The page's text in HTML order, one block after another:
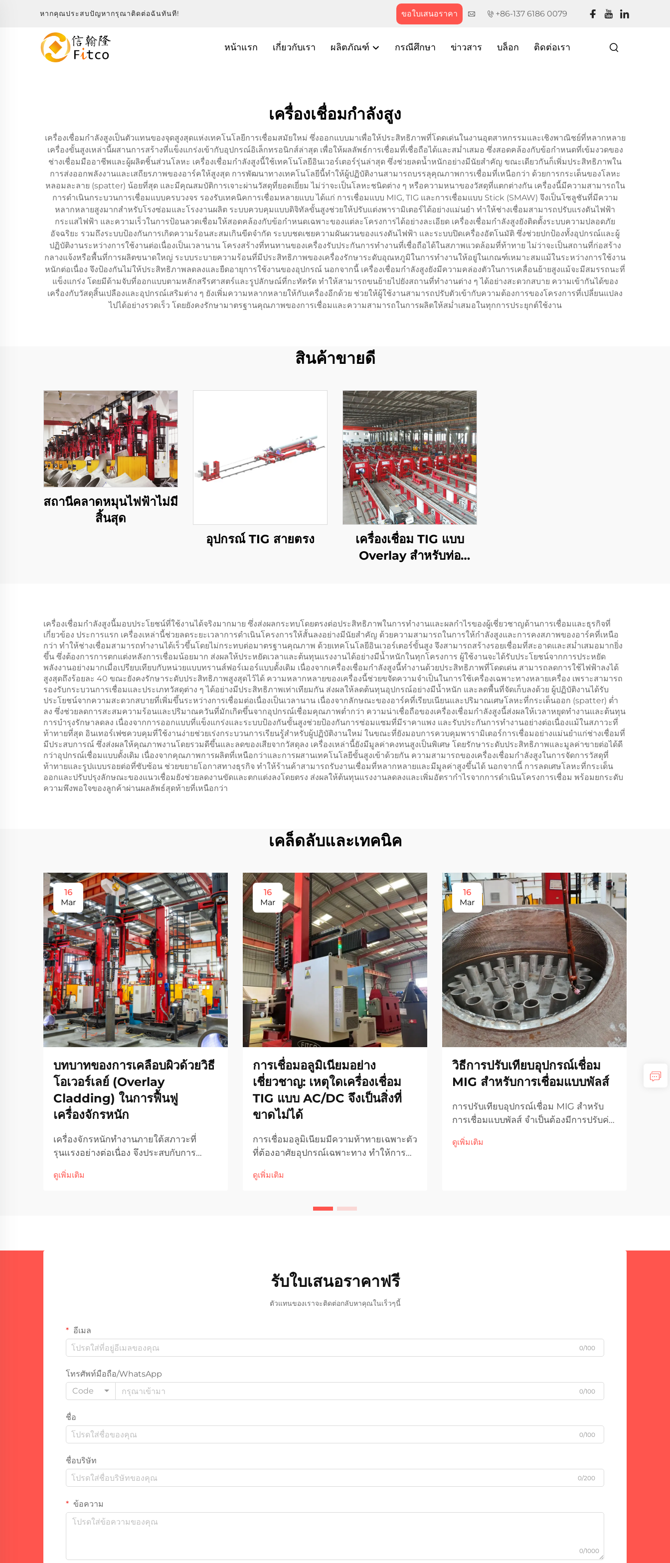
หากคุณประสบปัญหากรุณาติดต่อฉันทันที! ขอใบเสนอราคา +86-137 6186 0079
หน้าแรก เกี่ยวกับเรา ผลิตภัณฑ์ กรณีศึกษา ข่าวสาร บล็อก ติดต่อเรา
เครื่องเชื่อมกำลังสูง
เครื่องเชื่อมกำลังสูงเป็นตัวแทนของจุดสูงสุดแห่งเทคโนโลยีการเชื่อมสมัยใหม่ ซึ่งออกแบบมาเพื่อให้ประสิทธิภาพที่โดดเด่นในงานอุตสาหกรรมและเชิงพาณิชย์ที่หลากหลาย
เครื่องขั้นสูงเหล่านี้ผสานการสร้างที่แข็งแกร่งเข้ากับอุปกรณ์อิเล็กทรอนิกส์ล่าสุด เพื่อให้ผลลัพธ์การเชื่อมที่เชื่อถือได้และสม่ำเสมอ ซึ่งสอดคล้องกับข้อกำหนดที่เข้มงวดของ
ช่างเชื่อมมืออาชีพและผู้ผลิตชิ้นส่วนโลหะ เครื่องเชื่อมกำลังสูงนี้ใช้เทคโนโลยีอินเวอร์เตอร์รุ่นล่าสุด ซึ่งช่วยลดน้ำหนักอย่างมีนัยสำคัญ ขณะเดียวกันก็เพิ่มประสิทธิภาพใน
การส่งออกพลังงานและเสถียรภาพของอาร์คให้สูงสุด การพัฒนาทางเทคโนโลยีนี้ทำให้ผู้ปฏิบัติงานสามารถบรรลุคุณภาพการเชื่อมที่เหนือกว่า ด้วยการกระเด็นของโลหะ
หลอมละลาย (spatter) น้อยที่สุด และมีคุณสมบัติการเจาะผ่านวัสดุที่ยอดเยี่ยม ไม่ว่าจะเป็นโลหะชนิดต่าง ๆ หรือความหนาของวัสดุที่แตกต่างกัน เครื่องนี้มีความสามารถใน
การดำเนินกระบวนการเชื่อมแบบครบวงจร รองรับเทคนิคการเชื่อมหลายแบบ ได้แก่ การเชื่อมแบบ MIG, TIG และการเชื่อมแบบ Stick (SMAW) จึงเป็นโซลูชันที่มีความ
หลากหลายสูงมากสำหรับโรงซ่อมและโรงงานผลิต ระบบควบคุมแบบดิจิทัลขั้นสูงช่วยให้ปรับแต่งพารามิเตอร์ได้อย่างแม่นยำ ทำให้ช่างเชื่อมสามารถปรับแรงดันไฟฟ้า
กระแสไฟฟ้า และความเร็วในการป้อนลวดเชื่อมให้สอดคล้องกับข้อกำหนดเฉพาะของแต่ละโครงการได้อย่างละเอียด เครื่องเชื่อมกำลังสูงยังติดตั้งระบบความปลอดภัย
อัจฉริยะ รวมถึงระบบป้องกันการเกิดความร้อนสะสมเกินขีดจำกัด ระบบชดเชยความผันผวนของแรงดันไฟฟ้า และระบบปิดเครื่องอัตโนมัติ ซึ่งช่วยปกป้องทั้งอุปกรณ์และผู้
ปฏิบัติงานระหว่างการใช้งานต่อเนื่องเป็นเวลานาน โครงสร้างที่ทนทานของเครื่องรับประกันการทำงานที่เชื่อถือได้ในสภาพแวดล้อมที่ท้าทาย ไม่ว่าจะเป็นสถานที่ก่อสร้าง
กลางแจ้งหรือพื้นที่การผลิตขนาดใหญ่ ระบบระบายความร้อนที่มีประสิทธิภาพของเครื่องรักษาระดับอุณหภูมิในการทำงานให้อยู่ในเกณฑ์เหมาะสมแม้ในระหว่างการใช้งาน
หนักต่อเนื่อง จึงป้องกันไม่ให้ประสิทธิภาพลดลงและยืดอายุการใช้งานของอุปกรณ์ นอกจากนี้ เครื่องเชื่อมกำลังสูงยังมีความคล่องตัวในการเคลื่อนย้ายสูงแม้จะมีสมรรถนะที่
แข็งแกร่ง โดยมีด้ามจับที่ออกแบบตามหลักสรีรศาสตร์และรูปลักษณ์ที่กะทัดรัด ทำให้สามารถขนย้ายไปยังสถานที่ทำงานต่าง ๆ ได้อย่างสะดวกสบาย ความเข้ากันได้ของ
เครื่องกับวัสดุสิ้นเปลืองและอุปกรณ์เสริมต่าง ๆ ยังเพิ่มความหลากหลายให้กับเครื่องอีกด้วย ช่วยให้ผู้ใช้งานสามารถปรับตัวเข้ากับความต้องการของโครงการที่เปลี่ยนแปลง
ไปได้อย่างรวดเร็ว โดยยังคงรักษามาตรฐานคุณภาพของการเชื่อมและความสามารถในการผลิตให้สม่ำเสมอในทุกการประยุกต์ใช้งาน
สินค้าขายดี
สถานีคลาดหมุนไฟฟ้าไม่มี
สิ้นสุด
อุปกรณ์ TIG สายตรง
เครื่องเชื่อม TIG แบบ
Overlay สำหรับท่อ
เครื่องเชื่อมกำลังสูงนี้มอบประโยชน์ที่ใช้งานได้จริงมากมาย ซึ่งส่งผลกระทบโดยตรงต่อประสิทธิภาพในการทำงานและผลกำไรของผู้เชี่ยวชาญด้านการเชื่อมและธุรกิจที่
เกี่ยวข้อง ประการแรก เครื่องเหล่านี้ช่วยลดระยะเวลาการดำเนินโครงการให้สั้นลงอย่างมีนัยสำคัญ ด้วยความสามารถในการให้กำลังสูงและการคงสภาพของอาร์คที่เหนือ
กว่า ทำให้ช่างเชื่อมสามารถทำงานได้เร็วขึ้นโดยไม่กระทบต่อมาตรฐานคุณภาพ ด้วยเทคโนโลยีอินเวอร์เตอร์ขั้นสูง จึงสามารถสร้างรอยเชื่อมที่สะอาดและสม่ำเสมอมากยิ่ง
ขึ้น ซึ่งต้องการการตกแต่งหลังการเชื่อมน้อยมาก ส่งผลให้ประหยัดเวลาและต้นทุนแรงงานได้อย่างมีน้ำหนักในทุกโครงการ ผู้ใช้งานจะได้รับประโยชน์จากการประหยัด
พลังงานอย่างมากเมื่อเปรียบเทียบกับหน่วยแบบทรานส์ฟอร์เมอร์แบบดั้งเดิม เนื่องจากเครื่องเชื่อมกำลังสูงนี้ทำงานด้วยประสิทธิภาพที่โดดเด่น สามารถลดการใช้ไฟฟ้าลงได้
สูงสุดถึงร้อยละ 40 ขณะยังคงรักษาระดับประสิทธิภาพสูงสุดไว้ได้ ความหลากหลายของเครื่องนี้ช่วยขจัดความจำเป็นในการใช้เครื่องเฉพาะทางหลายเครื่อง เพราะสามารถ
รองรับกระบวนการเชื่อมและประเภทวัสดุต่าง ๆ ได้อย่างมีประสิทธิภาพเท่าเทียมกัน ส่งผลให้ลดต้นทุนอุปกรณ์อย่างมีน้ำหนัก และลดพื้นที่จัดเก็บลงด้วย ผู้ปฏิบัติงานได้รับ
ประโยชน์จากความสะดวกสบายที่เพิ่มขึ้นระหว่างการเชื่อมต่อเนื่องเป็นเวลานาน เนื่องจากลักษณะของอาร์คที่เรียบเนียนและปริมาณเศษโลหะที่กระเด็นออก (spatter) ต่ำ
ลง ซึ่งช่วยลดการสะสมความร้อนและปริมาณควันที่มักเกิดขึ้นจากอุปกรณ์เชื่อมคุณภาพต่ำกว่า ความน่าเชื่อถือของเครื่องเชื่อมกำลังสูงนี้ส่งผลให้เวลาหยุดทำงานและต้นทุน
การบำรุงรักษาลดลง เนื่องจากการออกแบบที่แข็งแกร่งและระบบป้องกันขั้นสูงช่วยป้องกันการซ่อมแซมที่มีราคาแพง และรับประกันการทำงานอย่างต่อเนื่องแม้ในสภาวะที่
ท้าทายที่สุด อินเทอร์เฟซควบคุมที่ใช้งานง่ายช่วยเร่งกระบวนการเรียนรู้สำหรับผู้ปฏิบัติงานใหม่ ในขณะที่ยังมอบการควบคุมพารามิเตอร์การเชื่อมอย่างแม่นยำแก่ช่างเชื่อมที่
มีประสบการณ์ ซึ่งส่งผลให้คุณภาพงานโดยรวมดีขึ้นและลดของเสียจากวัสดุลง เครื่องเหล่านี้ยังมีมูลค่าคงทนสูงเป็นพิเศษ โดยรักษาระดับประสิทธิภาพและมูลค่าขายต่อได้ดี
กว่าอุปกรณ์เชื่อมแบบดั้งเดิม เนื่องจากคุณภาพการผลิตที่เหนือกว่าและการผสานเทคโนโลยีขั้นสูงเข้าด้วยกัน ความสามารถของเครื่องเชื่อมกำลังสูงในการจัดการวัสดุที่
ท้าทายและรูปแบบรอยต่อที่ซับซ้อน ช่วยขยายโอกาสทางธุรกิจ ทำให้ร้านค้าสามารถรับงานเชื่อมที่หลากหลายและมีมูลค่าสูงขึ้นได้ นอกจากนี้ การลดเศษโลหะที่กระเด็น
ออกและปรับปรุงลักษณะของแนวเชื่อมยังช่วยลดงานขัดและตกแต่งลงโดยตรง ส่งผลให้ต้นทุนแรงงานลดลงและเพิ่มอัตรากำไรจากการดำเนินโครงการเชื่อม พร้อมยกระดับ
ความพึงพอใจของลูกค้าผ่านผลลัพธ์สุดท้ายที่เหนือกว่า
เคล็ดลับและเทคนิค
16
Mar
บทบาทของการเคลือบผิวด้วยวิธี
โอเวอร์เลย์ (Overlay
Cladding) ในการฟื้นฟู
เครื่องจักรหนัก
เครื่องจักรหนักทำงานภายใต้สภาวะที่
รุนแรงอย่างต่อเนื่อง จึงประสบกับการ
ความเครียดเชิงกล ซึ่งส่งผลให้ส่วนประกอบ
ดูเพิ่มเติม
16
Mar
การเชื่อมอลูมิเนียมอย่าง
เชี่ยวชาญ: เหตุใดเครื่องเชื่อม
TIG แบบ AC/DC จึงเป็นสิ่งที่
ขาดไม่ได้
การเชื่อมอลูมิเนียมมีความท้าทายเฉพาะตัว
ที่ต้องอาศัยอุปกรณ์เฉพาะทาง ทำให้การ
ต่อการบรรลุผลลัพธ์ระดับมืออาชีพ
เช่น ความสามารถในการนำความร้อนสูง
ดูเพิ่มเติม
16
Mar
วิธีการปรับเทียบอุปกรณ์เชื่อม
MIG สำหรับการเชื่อมแบบพัลส์
การปรับเทียบอุปกรณ์เชื่อม MIG สำหรับ
การเชื่อมแบบพัลส์ จำเป็นต้องมีการปรับค่า
เหมาะสมที่สุดและคุณภาพของการเชื่อมที่
ดูเพิ่มเติม
สา
รับใบเสนอราคาฟรี
ตัวแทนของเราจะติดต่อกลับหาคุณในเร็วๆนี้
อีเมล
0/100
โทรศัพท์มือถือ/WhatsApp
Code
0/100
ชื่อ
0/100
ชื่อบริษัท
0/200
ข้อความ
0/1000